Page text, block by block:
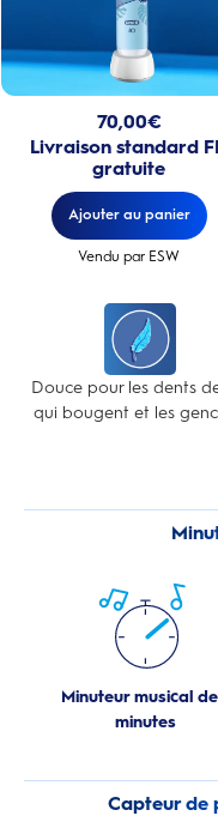
70,00€
Livraison standard
gratuite
Ajouter au panier
Vendu par ESW
Douce pour les dents
qui bougent et les
Minuteur musical
minutes
Capteur de